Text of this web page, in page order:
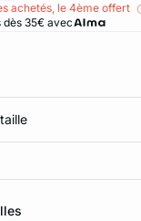
achetés, le 4ème offert
dès 35€ avec